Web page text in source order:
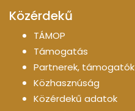
Közérdekű
TÁMOP
Támogatás
Partnerek, támogatók
Közhasznúság
Közérdekű adatok